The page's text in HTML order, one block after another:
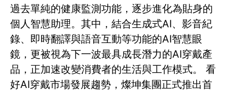
過去單純的健康監測功能，逐步進化為貼身的
個人智慧助理。其中，結合生成式AI、影音紀
錄、即時翻譯與語音互動等功能的AI智慧眼
鏡，更被視為下一波最具成長潛力的AI穿戴產
品，正加速改變消費者的生活與工作模式。 看
好AI穿戴市場發展趨勢，燦坤集團正式推出首